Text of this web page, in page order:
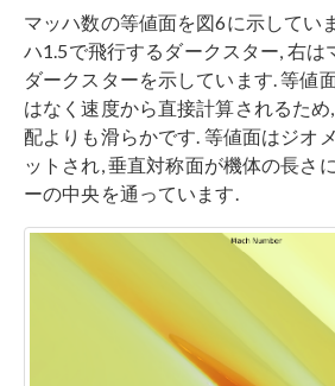
マッハ数の等値面を図6に示してい
ハ1.5で飛行するダークスター, 右は
ダークスターを示しています. 等値
はなく速度から直接計算されるた
配よりも滑らかです. 等値面はジオ
ットされ, 垂直対称面が機体の長さ
ーの中央を通っています.